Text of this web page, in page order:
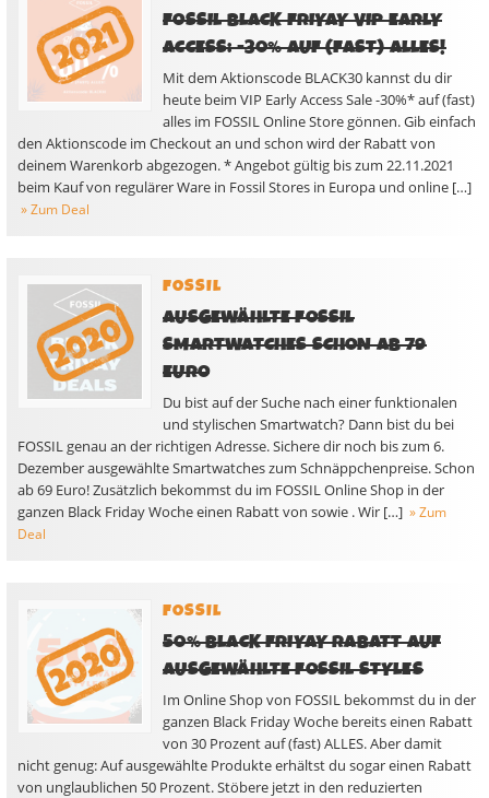
FOSSIL BLACK FRIYAY VIP EARLY
ACCESS: -30% AUF (FAST) ALLES!
Mit dem Aktionscode BLACK30 kannst du dir
heute beim VIP Early Access Sale -30%* auf (fast)
alles im FOSSIL Online Store gönnen. Gib einfach
den Aktionscode im Checkout an und schon wird der Rabatt von
deinem Warenkorb abgezogen. * Angebot gültig bis zum 22.11.2021
beim Kauf von regulärer Ware in Fossil Stores in Europa und online […]
» Zum Deal
FOSSIL
AUSGEWÄHLTE FOSSIL
SMARTWATCHES SCHON AB 79
EURO
Du bist auf der Suche nach einer funktionalen
und stylischen Smartwatch? Dann bist du bei
FOSSIL genau an der richtigen Adresse. Sichere dir noch bis zum 6.
Dezember ausgewählte Smartwatches zum Schnäppchenpreise. Schon
ab 69 Euro! Zusätzlich bekommst du im FOSSIL Online Shop in der
ganzen Black Friday Woche einen Rabatt von sowie . Wir […] » Zum
Deal
FOSSIL
50% BLACK FRIYAY RABATT AUF
AUSGEWÄHLTE FOSSIL STYLES
Im Online Shop von FOSSIL bekommst du in der
ganzen Black Friday Woche bereits einen Rabatt
von 30 Prozent auf (fast) ALLES. Aber damit
nicht genug: Auf ausgewählte Produkte erhältst du sogar einen Rabatt
von unglaublichen 50 Prozent. Stöbere jetzt in den reduzierten